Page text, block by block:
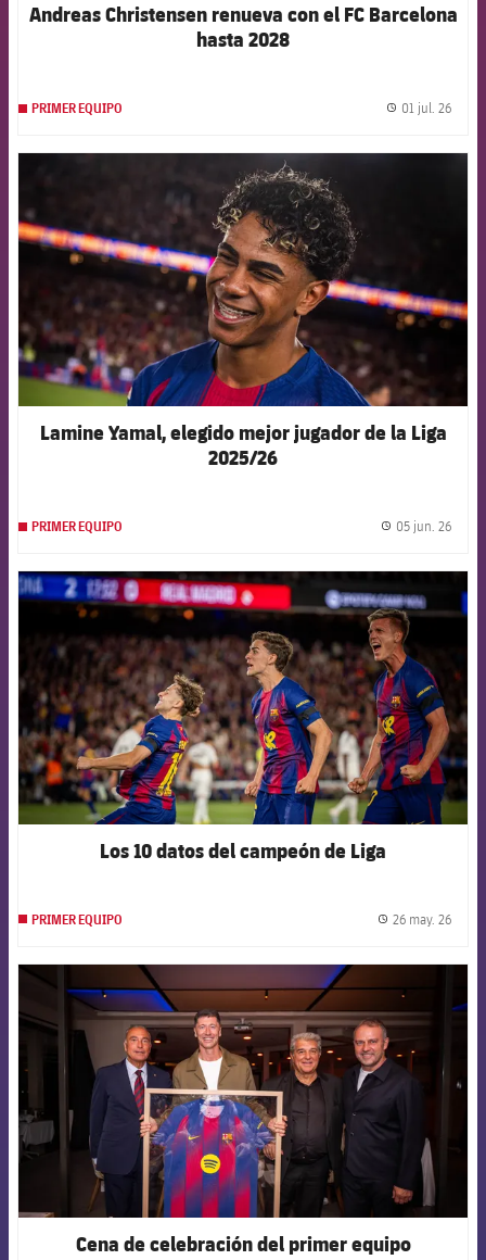
Andreas Christensen renueva con el FC Barcelona
hasta 2028
PRIMER EQUIPO 01 jul. 26
FCB Barcelona badge
Lamine Yamal, elegido mejor jugador de la Liga
2025/26
PRIMER EQUIPO 05 jun. 26
FCB Barcelona badge
Los 10 datos del campeón de Liga
PRIMER EQUIPO 26 may. 26
FCB Barcelona badge
Cena de celebración del primer equipo